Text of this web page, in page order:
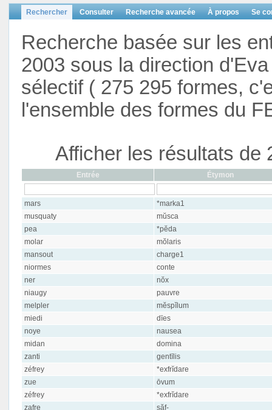
Rechercher Consulter Recherche avancée À propos Se
Recherche basée sur les
2003 sous la direction
sélectif ( 275 295 formes,
l'ensemble des formes du
Afficher les résultats de
Entrée Étymon
mars
*marka1
musquaty
mŭsca
pea
*pĕda
molar
mŏlaris
mansout
charge1
niormes
conte
ner
nŏx
niaugy
pauvre
melpler
mĕspĭlum
miedi
dīes
noye
nausea
midan
domina
zanti
gentīlis
zéfrey
*exfrĭdare
zue
ōvum
zéfrey
*exfrĭdare
zafre
săf-